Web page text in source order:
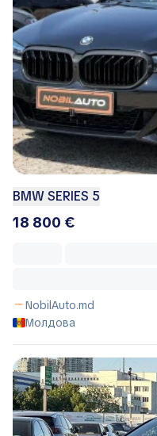
BMW SERIES 5
18 800 €
NobilAuto.md
Молдова